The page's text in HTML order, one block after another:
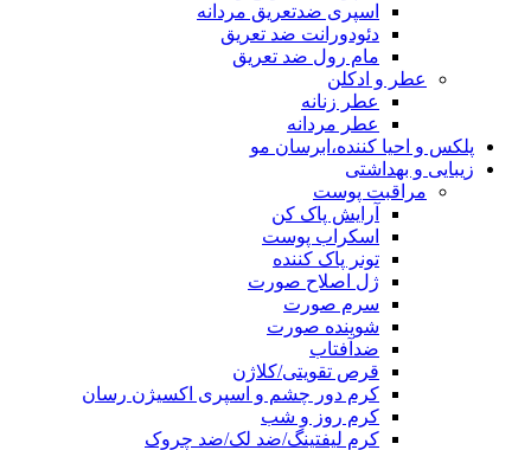
اسپری ضدتعریق مردانه
دئودورانت ضد تعریق
مام رول ضد تعریق
عطر و ادکلن
عطر زنانه
عطر مردانه
پلکس و احیا کننده،ابرسان مو
زیبایی و بهداشتی
مراقبت پوست
آرایش پاک کن
اسکراب پوست
تونر پاک کننده
ژل اصلاح صورت
سرم صورت
شوینده صورت
ضدآفتاب
قرص تقویتی/کلاژن
کرم دور چشم و اسپری اکسیژن رسان
کرم روز و شب
کرم لیفتینگ/ضد لک/ضد چروک